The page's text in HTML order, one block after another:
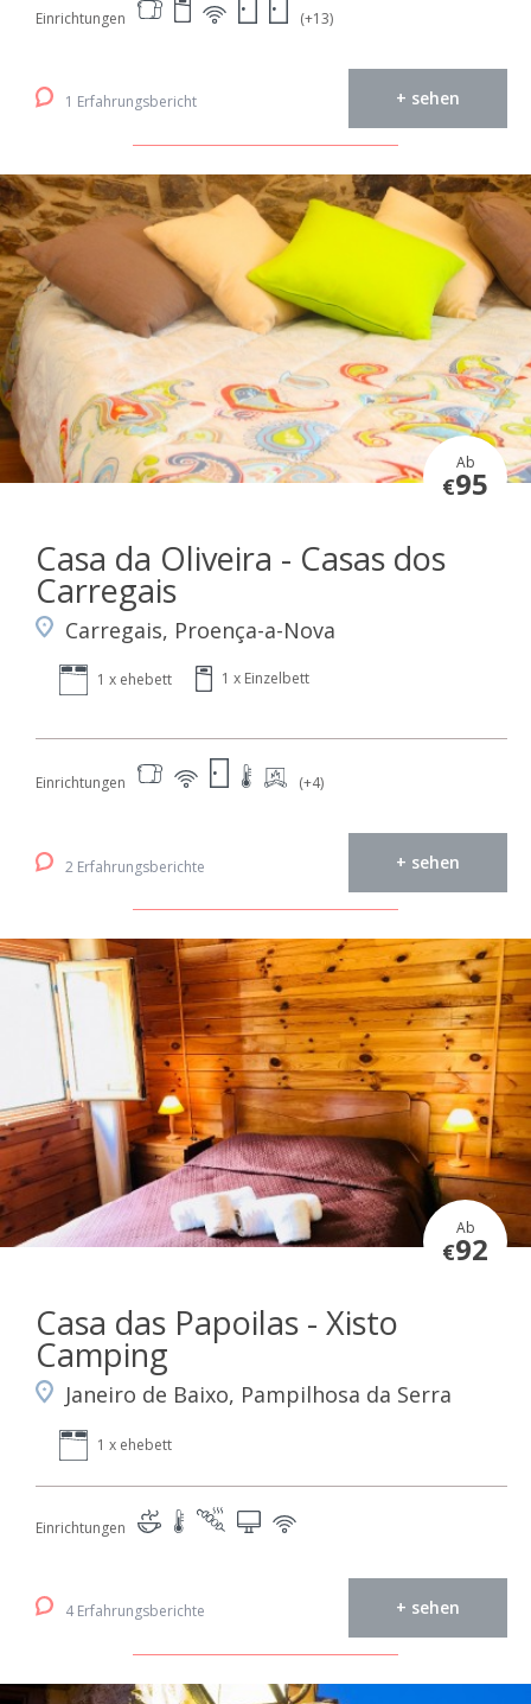
Einrichtungen (+13)
1 Erfahrungsbericht + sehen
Ab
€95
Casa da Oliveira - Casas dos
Carregais
Carregais, Proença-a-Nova
1 x ehebett 1 x Einzelbett
Einrichtungen (+4)
2 Erfahrungsberichte + sehen
Ab
€92
Casa das Papoilas - Xisto
Camping
Janeiro de Baixo, Pampilhosa da Serra
1 x ehebett
Einrichtungen
4 Erfahrungsberichte + sehen